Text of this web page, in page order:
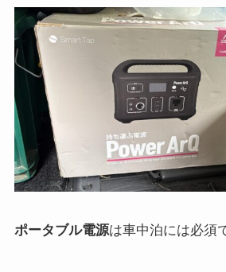
ポータブル電源は車中泊には必須